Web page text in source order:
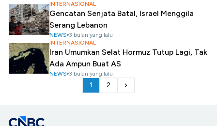
INTERNASIONAL
Gencatan Senjata Batal, Israel Menggila
Serang Lebanon
NEWS 3 bulan yang lalu
INTERNASIONAL
Iran Umumkan Selat Hormuz Tutup Lagi, Tak
Ada Ampun Buat AS
NEWS 3 bulan yang lalu
1 2